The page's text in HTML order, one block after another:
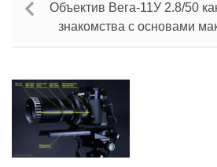
Объектив Вега-11У 2.8/50
знакомства с основами